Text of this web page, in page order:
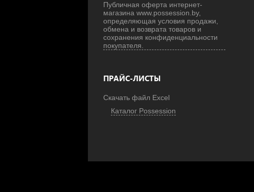
Публичная оферта интернет-
магазина www.possession.by,
определяющая условия продажи,
обмена и возврата товаров и
сохранения конфиденциальности
покупателя.
ПРАЙС-ЛИСТЫ
Скачать файл Excel
Каталог Possession